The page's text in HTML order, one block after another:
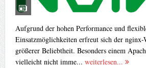
Aufgrund der hohen Performance und
Einsatzmöglichkeiten erfreut sich der nginx-
größerer Beliebtheit. Besonders einem
vielleicht nicht imme... weiterlesen...